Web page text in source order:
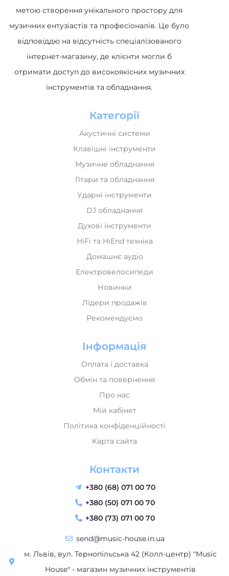
музичних ентузіастів та професіоналів. Це було
відповіддю на відсутність спеціалізованого
інтернет-магазину, де клієнти могли б
отримати доступ до високоякісних музичних
інструментів та обладнання.
Акустичні системи
Клавішні інструменти
Музичне обладнання
Гітари та обладнання
Ударні інструменти
DJ обладнання
Духові інструменти
HiFi та HiEnd техніка
Домашнє аудіо
Електровелосипеди
Новинки
Лідери продажів
Рекомендуємо
Оплата і доставка
Обмін та повернення
Про нас
Мій кабінет
Політика конфіденційності
Карта сайта
+380 (68) 071 00 70
+380 (50) 071 00 70
+380 (73) 071 00 70
send@music-house.in.ua
м. Львів, вул. Тернопільська 42 (Колл-центр) "Music
House" - магазин музичних інструментів
Пн-Пт: 09:30–18:30